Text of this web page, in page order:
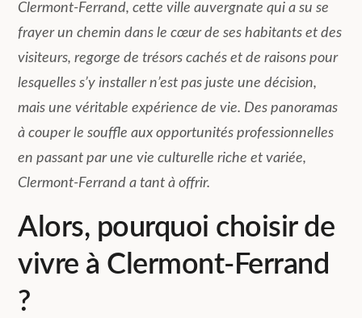
Clermont-Ferrand, cette ville auvergnate qui a su se
frayer un chemin dans le cœur de ses habitants et des
visiteurs, regorge de trésors cachés et de raisons pour
lesquelles s’y installer n’est pas juste une décision,
mais une véritable expérience de vie. Des panoramas
à couper le souffle aux opportunités professionnelles
en passant par une vie culturelle riche et variée,
Clermont-Ferrand a tant à offrir.
Alors, pourquoi choisir de
vivre à Clermont-Ferrand
?